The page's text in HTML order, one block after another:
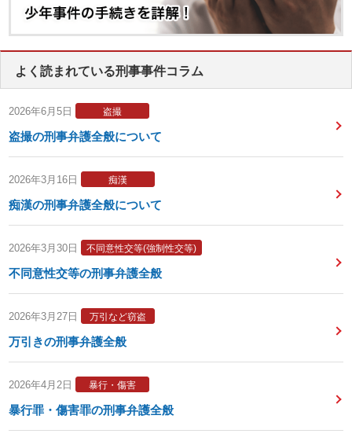
よく読まれている刑事事件コラム
2026年6月5日 盗撮
盗撮の刑事弁護全般について
2026年3月16日 痴漢
痴漢の刑事弁護全般について
2026年3月30日 不同意性交等(強制性交等)
不同意性交等の刑事弁護全般
2026年3月27日 万引など窃盗
万引きの刑事弁護全般
2026年4月2日 暴行・傷害
暴行罪・傷害罪の刑事弁護全般